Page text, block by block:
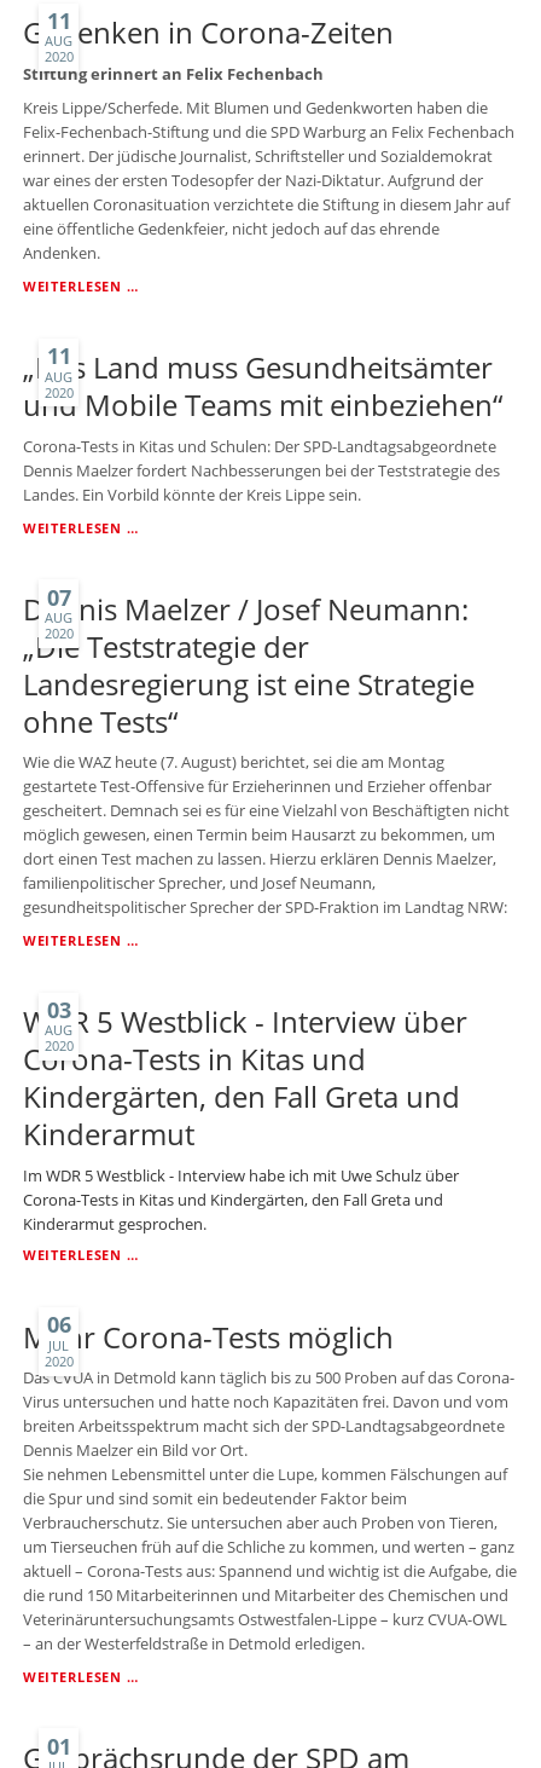
IN
PÄDAGOGISCHEN
ARBEIT
UNTERSTÜTZEN“
11
AUG
2020
Gedenken in Corona-Zeiten
Stiftung erinnert an Felix Fechenbach
Kreis Lippe/Scherfede. Mit Blumen und Gedenkworten haben die
Felix-Fechenbach-Stiftung und die SPD Warburg an Felix Fechenbach
erinnert. Der jüdische Journalist, Schriftsteller und Sozialdemokrat
war eines der ersten Todesopfer der Nazi-Diktatur. Aufgrund der
aktuellen Coronasituation verzichtete die Stiftung in diesem Jahr auf
eine öffentliche Gedenkfeier, nicht jedoch auf das ehrende
Andenken.
WEITERLESEN …GEDENKEN
11
AUG
2020
„Das Land muss Gesundheitsämter
und Mobile Teams mit einbeziehen“
Corona-Tests in Kitas und Schulen: Der SPD-Landtagsabgeordnete
Dennis Maelzer fordert Nachbesserungen bei der Teststrategie des
Landes. Ein Vorbild könnte der Kreis Lippe sein.
WEITERLESEN …
UND
MOBILE
TEAMS
MIT
EINBEZIEHEN“
07
AUG
2020
Dennis Maelzer / Josef Neumann:
„Die Teststrategie der
Landesregierung ist eine Strategie
ohne Tests“
Wie die WAZ heute (7. August) berichtet, sei die am Montag
gestartete Test-Offensive für Erzieherinnen und Erzieher offenbar
gescheitert. Demnach sei es für eine Vielzahl von Beschäftigten nicht
möglich gewesen, einen Termin beim Hausarzt zu bekommen, um
dort einen Test machen zu lassen. Hierzu erklären Dennis Maelzer,
familienpolitischer Sprecher, und Josef Neumann,
gesundheitspolitischer Sprecher der SPD-Fraktion im Landtag NRW:
WEITERLESEN …DENNIS
NEUMANN:
„DIE
TESTSTRATEGIE
DER
LANDESREGIERUNG
IST
STRATEGIE
OHNE
TESTS“
03
AUG
2020
WDR 5 Westblick - Interview über
Corona-Tests in Kitas und
Kindergärten, den Fall Greta und
Kinderarmut
Im WDR 5 Westblick - Interview habe ich mit Uwe Schulz über
Corona-Tests in Kitas und Kindergärten, den Fall Greta und
Kinderarmut gesprochen.
WEITERLESEN …WDR
INTERVIEW
CORONA-
TESTS
IN
KITAS
UND
KINDERGÄRTEN,
DEN
FALL
GRETA
UND
KINDERARMUT
06
JUL
2020
Mehr Corona-Tests möglich
Das CVUA in Detmold kann täglich bis zu 500 Proben auf das Corona-
Virus untersuchen und hatte noch Kapazitäten frei. Davon und vom
breiten Arbeitsspektrum macht sich der SPD-Landtagsabgeordnete
Dennis Maelzer ein Bild vor Ort.
Sie nehmen Lebensmittel unter die Lupe, kommen Fälschungen auf
die Spur und sind somit ein bedeutender Faktor beim
Verbraucherschutz. Sie untersuchen aber auch Proben von Tieren,
um Tierseuchen früh auf die Schliche zu kommen, und werten – ganz
aktuell – Corona-Tests aus: Spannend und wichtig ist die Aufgabe, die
die rund 150 Mitarbeiterinnen und Mitarbeiter des Chemischen und
Veterinäruntersuchungsamts Ostwestfalen-Lippe – kurz CVUA-OWL
– an der Westerfeldstraße in Detmold erledigen.
WEITERLESEN …
01
Gesprächsrunde der SPD am